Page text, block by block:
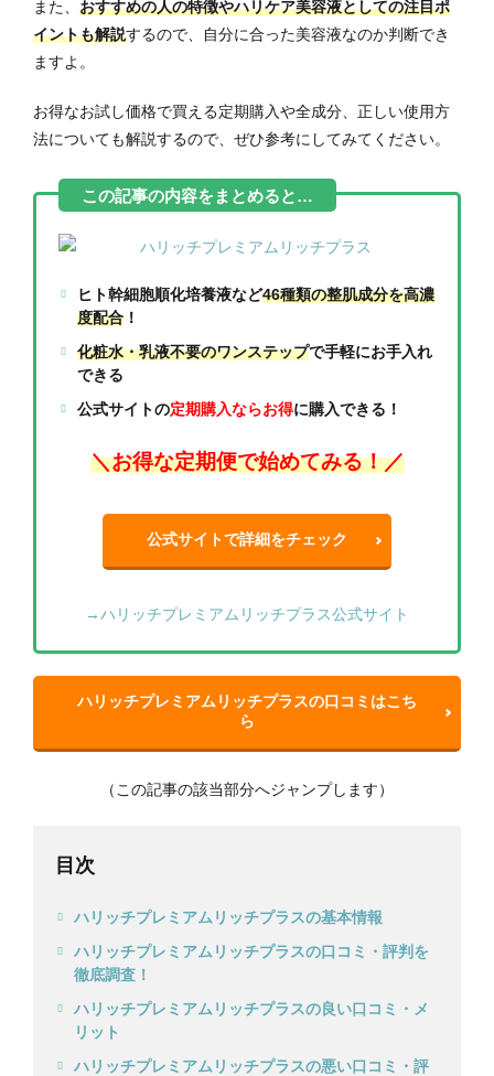
また、 おすすめの人の特徴やハリケア美容液としての注目ポ
イントも解説するので、自分に合った美容液なのか判断でき
ますよ。
お得なお試し価格で買える定期購入や全成分、正しい使用方
法についても解説するので、ぜひ参考にしてみてください。
ヒト幹細胞順化培養液など46種類の整肌成分を高濃
度配合 ！
化粧水・乳液不要のワンステップで手軽にお手入れ
できる
公式サイトの定期購入ならお得に購入できる！
＼お得な定期便で始めてみる！／
公式サイトで詳細をチェック
→ハリッチプレミアムリッチプラス公式サイト
ハリッチプレミアムリッチプラスの口コミはこち
ら
（この記事の該当部分へジャンプします）
目次
ハリッチプレミアムリッチプラスの基本情報
ハリッチプレミアムリッチプラスの口コミ・評判を
徹底調査！
ハリッチプレミアムリッチプラスの良い口コミ・メ
リット
ハリッチプレミアムリッチプラスの悪い口コミ・評